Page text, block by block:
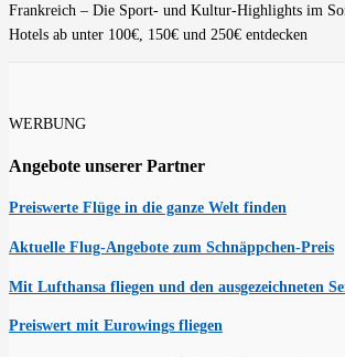
Frankreich – Die Sport- und Kultur-Highlights im
Hotels ab unter 100€, 150€ und 250€ entdecken
WERBUNG
Angebote unserer Partner
Preiswerte Flüge in die ganze Welt finden
Aktuelle Flug-Angebote zum Schnäppchen-Preis
Mit Lufthansa fliegen und den ausgezeichneten
Preiswert mit Eurowings fliegen